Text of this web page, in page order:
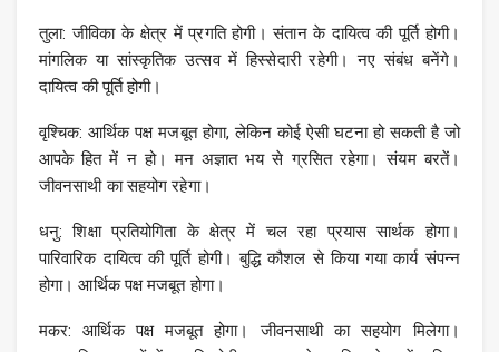
तुला: जीविका के क्षेत्र में प्रगति होगी। संतान के दायित्व की पूर्ति होगी।
मांगलिक या सांस्कृतिक उत्सव में हिस्सेदारी रहेगी। नए संबंध बनेंगे।
दायित्व की पूर्ति होगी।
वृश्चिक: आर्थिक पक्ष मजबूत होगा, लेकिन कोई ऐसी घटना हो सकती है जो
आपके हित में न हो। मन अज्ञात भय से ग्रसित रहेगा। संयम बरतें।
जीवनसाथी का सहयोग रहेगा।
धनु: शिक्षा प्रतियोगिता के क्षेत्र में चल रहा प्रयास सार्थक होगा।
पारिवारिक दायित्व की पूर्ति होगी। बुद्धि कौशल से किया गया कार्य संपन्न
होगा। आर्थिक पक्ष मजबूत होगा।
मकर: आर्थिक पक्ष मजबूत होगा। जीवनसाथी का सहयोग मिलेगा।